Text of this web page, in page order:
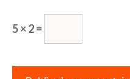
5 × 2 =